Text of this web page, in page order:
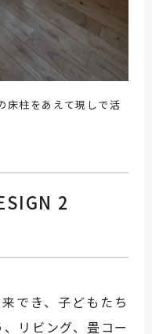
床柱をあえて現しで活
2
でき、子どもたち
リビング、畳コー